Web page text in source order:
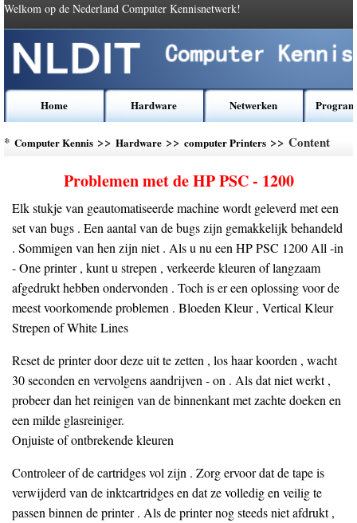
Welkom op de Nederland Computer Kennisnetwerk!
Home Hardware Netwerken
* Computer Kennis >> Hardware >> computer Printers >> Content
Problemen met de HP PSC - 1200
Elk stukje van geautomatiseerde machine wordt geleverd met een
set van bugs . Een aantal van de bugs zijn gemakkelijk behandeld
. Sommigen van hen zijn niet . Als u nu een HP PSC 1200 All -in
- One printer , kunt u strepen , verkeerde kleuren of langzaam
afgedrukt hebben ondervonden . Toch is er een oplossing voor de
meest voorkomende problemen . Bloeden Kleur , Vertical Kleur
Strepen of White Lines
Reset de printer door deze uit te zetten , los haar koorden , wacht
30 seconden en vervolgens aandrijven - on . Als dat niet werkt ,
probeer dan het reinigen van de binnenkant met zachte doeken en
een milde glasreiniger.
Onjuiste of ontbrekende kleuren
Controleer of de cartridges vol zijn . Zorg ervoor dat de tape is
verwijderd van de inktcartridges en dat ze volledig en veilig te
passen binnen de printer . Als de printer nog steeds niet afdrukt ,